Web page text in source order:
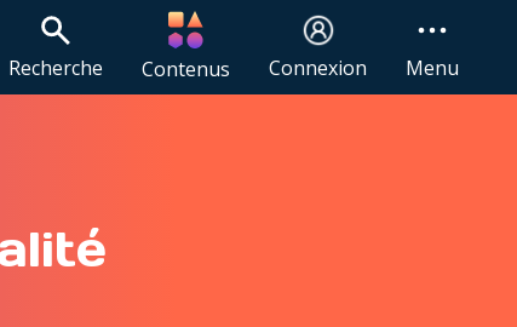
Recherche Contenus Connexion Menu